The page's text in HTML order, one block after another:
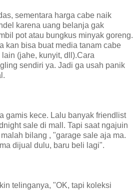
sementara harga cabe naik
karena uang belanja gak
pot atau bungkus minyak goreng.
kan bisa buat media tanam cabe
(jahe, kunyit, dll).Cara
sendiri ya. Jadi ga usah panik
gamis kece. Lalu banyak friendlist
sale di mall. Tapi saat ngajuin
bilang , "garage sale aja ma.
dijual dulu, baru beli lagi".
telinganya, "OK, tapi koleksi